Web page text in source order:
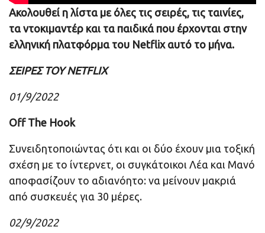
Ακολουθεί η λίστα με όλες τις σειρές, τις ταινίες,
τα ντοκιμαντέρ και τα παιδικά που έρχονται στην
ελληνική πλατφόρμα του Netflix αυτό το μήνα.
ΣΕΙΡΕΣ ΤΟΥNETFLIX
01/9/2022
Off The Hook
Συνειδητοποιώντας ότι και οι δύο έχουν μια τοξική
σχέση με το ίντερνετ, οι συγκάτοικοι Λέα και Μανό
αποφασίζουν το αδιανόητο: να μείνουν μακριά
από συσκευές για 30 μέρες.
02/9/2022